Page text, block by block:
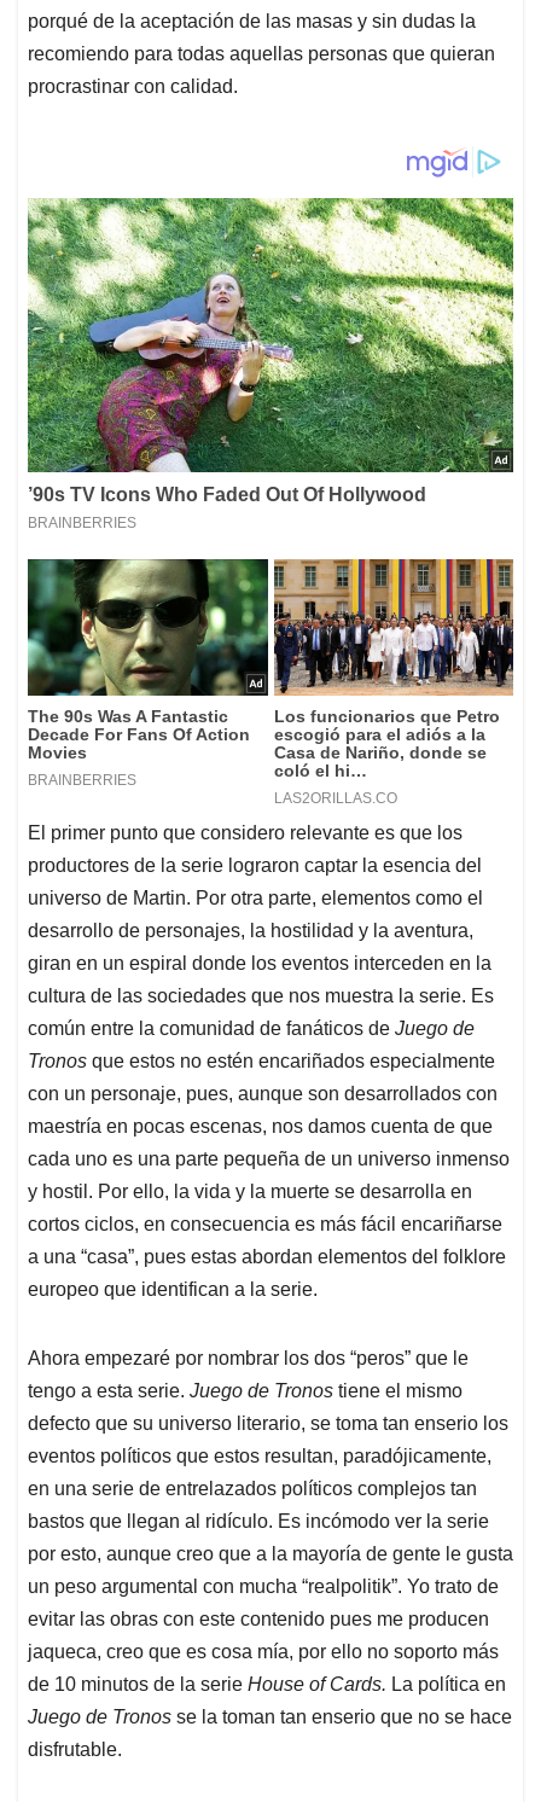
porqué de la aceptación de las masas y sin dudas la
recomiendo para todas aquellas personas que quieran
procrastinar con calidad.
El primer punto que considero relevante es que los
productores de la serie lograron captar la esencia del
universo de Martin. Por otra parte, elementos como el
desarrollo de personajes, la hostilidad y la aventura,
giran en un espiral donde los eventos interceden en la
cultura de las sociedades que nos muestra la serie. Es
común entre la comunidad de fanáticos de Juego de
Tronos que estos no estén encariñados especialmente
con un personaje, pues, aunque son desarrollados con
maestría en pocas escenas, nos damos cuenta de que
cada uno es una parte pequeña de un universo inmenso
y hostil. Por ello, la vida y la muerte se desarrolla en
cortos ciclos, en consecuencia es más fácil encariñarse
a una “casa”, pues estas abordan elementos del folklore
europeo que identifican a la serie.
Ahora empezaré por nombrar los dos “peros” que le
tengo a esta serie. Juego de Tronos tiene el mismo
defecto que su universo literario, se toma tan enserio los
eventos políticos que estos resultan, paradójicamente,
en una serie de entrelazados políticos complejos tan
bastos que llegan al ridículo. Es incómodo ver la serie
por esto, aunque creo que a la mayoría de gente le gusta
un peso argumental con mucha “realpolitik”. Yo trato de
evitar las obras con este contenido pues me producen
jaqueca, creo que es cosa mía, por ello no soporto más
de 10 minutos de la serie House of Cards. La política en
Juego de Tronos se la toman tan enserio que no se hace
disfrutable.